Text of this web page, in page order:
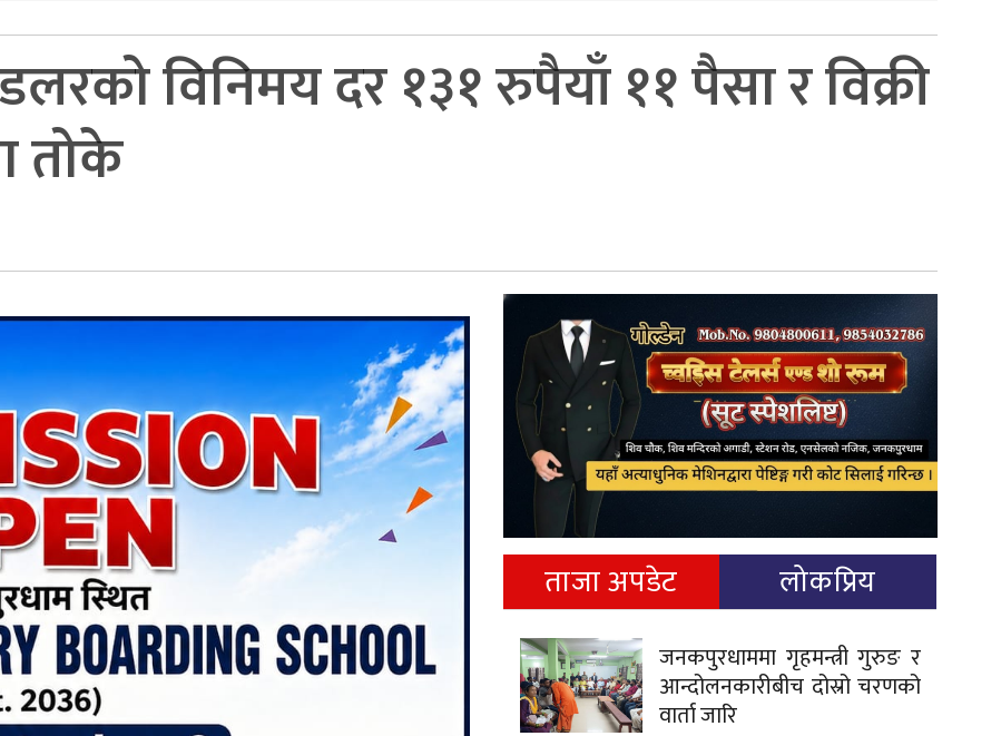
विनिमय दर १३१ रुपैयाँ ११ पैसा र विक्री
तोके
ताजा अपडेट लोकप्रिय
जनकपुरधाममा गृहमन्त्री गुरुङ र
आन्दोलनकारीबीच दोस्रो चरणको
वार्ता जारि